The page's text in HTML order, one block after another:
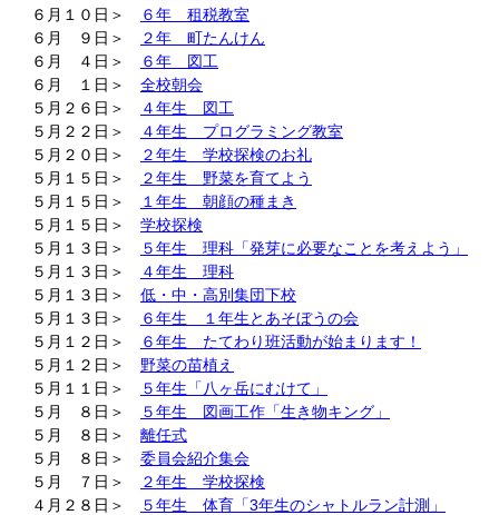
６月１０日＞
６年 租税教室
６月 ９日＞
２年 町たんけん
６月 ４日＞
６年 図工
６月 １日＞ 全校朝会
５月２６日＞
４年生 図工
５月２２日＞
４年生 プログラミング教室
５月２０日＞
２年生 学校探検のお礼
５月１５日＞
２年生 野菜を育てよう
５月１５日＞
１年生 朝顔の種まき
５月１５日＞ 学校探検
５月１３日＞
５年生 理科「発芽に必要なことを考えよう」
５月１３日＞
４年生 理科
５月１３日＞ 低・中・高別集団下校
５月１３日＞
６年生 １年生とあそぼうの会
５月１２日＞
６年生 たてわり班活動が始まります！
５月１２日＞ 野菜の苗植え
５月１１日＞
５年生「八ヶ岳にむけて」
５月 ８日＞
５年生 図画工作「生き物キング」
５月 ８日＞ 離任式
５月 ８日＞ 委員会紹介集会
５月 ７日＞
２年生 学校探検
４月２８日＞
５年生 体育「3年生のシャトルラン計測」